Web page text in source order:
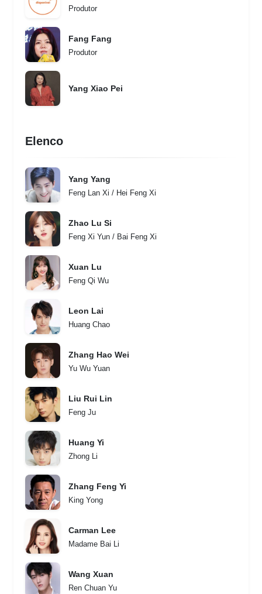
Produtor
Fang Fang
Produtor
Yang Xiao Pei
Elenco
Yang Yang
Feng Lan Xi / Hei Feng Xi
Zhao Lu Si
Feng Xi Yun / Bai Feng Xi
Xuan Lu
Feng Qi Wu
Leon Lai
Huang Chao
Zhang Hao Wei
Yu Wu Yuan
Liu Rui Lin
Feng Ju
Huang Yi
Zhong Li
Zhang Feng Yi
King Yong
Carman Lee
Madame Bai Li
Wang Xuan
Ren Chuan Yu